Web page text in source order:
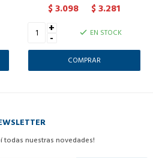
$3.098 $3.281
+
- EN STOCK
todas nuestras novedades!